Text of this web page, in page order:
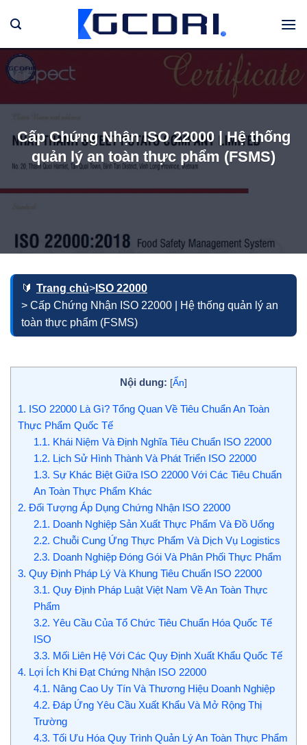
qua
dung
Cấp Chứng Nhận ISO 22000 | Hệ thống
quản lý an toàn thực phẩm (FSMS)
Trang chủ> ISO 22000
> Cấp Chứng Nhận ISO 22000 | Hệ thống quản lý an
toàn thực phẩm (FSMS)
Nội dung: [Ẩn]
1. ISO 22000 Là Gì? Tổng Quan Về Tiêu Chuẩn An Toàn
Thực Phẩm Quốc Tế
1.1. Khái Niệm Và Định Nghĩa Tiêu Chuẩn ISO 22000
1.2. Lịch Sử Hình Thành Và Phát Triển ISO 22000
1.3. Sự Khác Biệt Giữa ISO 22000 Với Các Tiêu Chuẩn
An Toàn Thực Phẩm Khác
2. Đối Tượng Áp Dụng Chứng Nhận ISO 22000
2.1. Doanh Nghiệp Sản Xuất Thực Phẩm Và Đồ Uống
2.2. Chuỗi Cung Ứng Thực Phẩm Và Dịch Vụ Logistics
2.3. Doanh Nghiệp Đóng Gói Và Phân Phối Thực Phẩm
3. Quy Định Pháp Lý Và Khung Tiêu Chuẩn ISO 22000
3.1. Quy Định Pháp Luật Việt Nam Về An Toàn Thực
Phẩm
3.2. Yêu Cầu Của Tổ Chức Tiêu Chuẩn Hóa Quốc Tế
ISO
3.3. Mối Liên Hệ Với Các Quy Định Xuất Khẩu Quốc Tế
4. Lợi Ích Khi Đạt Chứng Nhận ISO 22000
4.1. Nâng Cao Uy Tín Và Thương Hiệu Doanh Nghiệp
4.2. Đáp Ứng Yêu Cầu Xuất Khẩu Và Mở Rộng Thị
Trường
4.3. Tối Ưu Hóa Quy Trình Quản Lý An Toàn Thực Phẩm